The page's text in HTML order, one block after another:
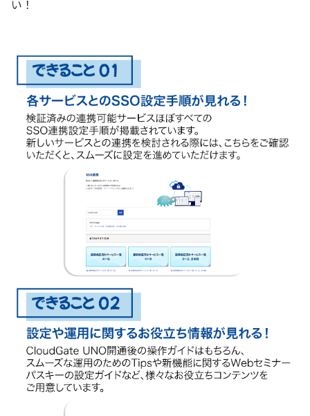
い！